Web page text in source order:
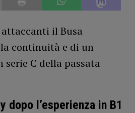
il Busa
continuità e di un
C della passata
dopo l’esperienza in B1